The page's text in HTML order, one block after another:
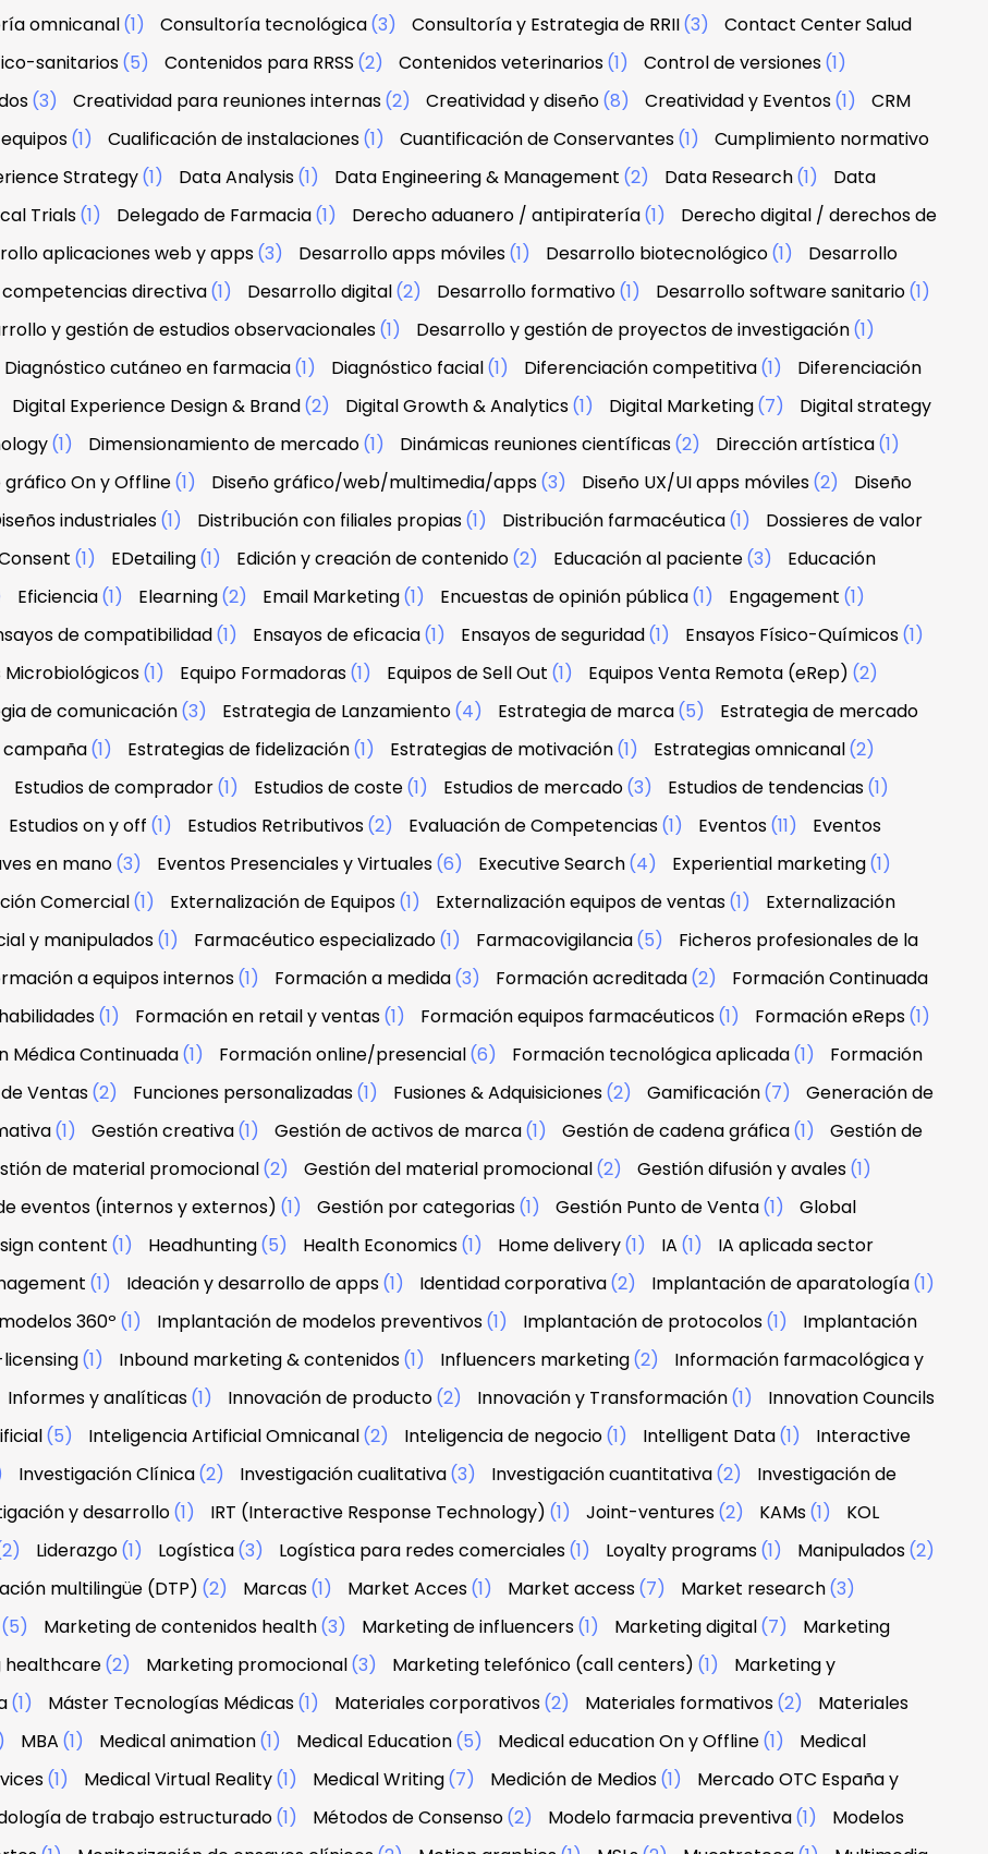
omnicanal(1) Consultoría tecnológica(3) Consultoría y Estrategia de RRII(3)
Contact Center Salud
sanitarios(5) Contenidos para RRSS (2) Contenidos veterinarios(1) Control de versiones(1)
(3) Creatividad para reuniones internas(2) Creatividad y diseño(8) Creatividad y Eventos(1)
CRM
(1) Cualificación de instalaciones(1) Cuantificación de Conservantes(1)
Cumplimiento normativo
Strategy(1) Data Analysis(1) Data Engineering & Management (2) Data Research(1)
Data
Trials(1) Delegado de Farmacia(1) Derecho aduanero / antipiratería(1)
Derecho digital / derechos de
aplicaciones web y apps(3) Desarrollo apps móviles(1) Desarrollo biotecnológico(1)
Desarrollo
directiva(1) Desarrollo digital(2) Desarrollo formativo(1) Desarrollo software sanitario(1)
y gestión de estudios observacionales(1) Desarrollo y gestión de proyectos de investigación(1)
Diagnóstico cutáneo en farmacia(1) Diagnóstico facial(1) Diferenciación competitiva(1)
Diferenciación
Digital Experience Design & Brand(2) Digital Growth & Analytics(1) Digital Marketing(7)
Digital strategy
(1) Dimensionamiento de mercado(1) Dinámicas reuniones científicas(2) Dirección artística(1)
gráfico On y Offline(1) Diseño gráfico/web/multimedia/apps(3) Diseño UX/UI apps móviles(2)
Diseño
industriales(1) Distribución con filiales propias(1) Distribución farmacéutica(1)
Dossieres de valor
(1) EDetailing(1) Edición y creación de contenido(2) Educación al paciente(3)
Educación
Eficiencia(1) Elearning(2) Email Marketing(1) Encuestas de opinión pública(1) Engagement (1)
de compatibilidad(1) Ensayos de eficacia(1) Ensayos de seguridad(1) Ensayos Físico-Químicos(1)
Microbiológicos(1) Equipo Formadoras(1) Equipos de Sell Out (1) Equipos Venta Remota (eRep) (2)
de comunicación(3) Estrategia de Lanzamiento(4) Estrategia de marca(5)
Estrategia de mercado
campaña(1) Estrategias de fidelización(1) Estrategias de motivación(1) Estrategias omnicanal(2)
Estudios de comprador(1) Estudios de coste(1) Estudios de mercado(3) Estudios de tendencias(1)
Estudios on y off (1) Estudios Retributivos(2) Evaluación de Competencias(1) Eventos(11)
Eventos
en mano(3) Eventos Presenciales y Virtuales(6) Executive Search(4) Experiential marketing(1)
Comercial(1) Externalización de Equipos(1) Externalización equipos de ventas(1)
Externalización
y manipulados(1) Farmacéutico especializado(1) Farmacovigilancia(5)
Ficheros profesionales de la
a equipos internos(1) Formación a medida(3) Formación acreditada(2)
Formación Continuada
(1) Formación en retail y ventas(1) Formación equipos farmacéuticos(1) Formación eReps(1)
Médica Continuada(1) Formación online/presencial(6) Formación tecnológica aplicada(1)
Formación
Ventas(2) Funciones personalizadas(1) Fusiones & Adquisiciones(2) Gamificación(7)
Generación de
(1) Gestión creativa(1) Gestión de activos de marca(1) Gestión de cadena gráfica(1)
Gestión de
de material promocional(2) Gestión del material promocional(2) Gestión difusión y avales(1)
eventos (internos y externos) (1) Gestión por categorias(1) Gestión Punto de Venta(1)
Global
content (1) Headhunting(5) Health Economics(1) Home delivery(1) IA (1)
IA aplicada sector
(1) Ideación y desarrollo de apps(1) Identidad corporativa(2) Implantación de aparatología(1)
360º (1) Implantación de modelos preventivos(1) Implantación de protocolos(1)
Implantación
(1) Inbound marketing & contenidos(1) Influencers marketing(2)
Información farmacológica y
Informes y analíticas(1) Innovación de producto(2) Innovación y Transformación(1)
Innovation Councils
(5) Inteligencia Artificial Omnicanal(2) Inteligencia de negocio(1) Intelligent Data(1)
Interactive
Investigación Clínica(2) Investigación cualitativa(3) Investigación cuantitativa(2)
Investigación de
y desarrollo(1) IRT (Interactive Response Technology) (1) Joint-ventures(2) KAMs(1)
KOL
Liderazgo(1) Logística(3) Logística para redes comerciales(1) Loyalty programs(1) Manipulados(2)
multilingüe (DTP) (2) Marcas(1) Market Acces(1) Market access(7) Market research(3)
(5) Marketing de contenidos health(3) Marketing de influencers(1) Marketing digital(7)
Marketing
healthcare(2) Marketing promocional(3) Marketing telefónico (call centers) (1)
Marketing y
(1) Máster Tecnologías Médicas(1) Materiales corporativos(2) Materiales formativos(2)
Materiales
MBA (1) Medical animation(1) Medical Education(5) Medical education On y Offline(1)
Medical
(1) Medical Virtual Reality(1) Medical Writing(7) Medición de Medios(1)
Mercado OTC España y
de trabajo estructurado(1) Métodos de Consenso(2) Modelo farmacia preventiva(1)
Modelos